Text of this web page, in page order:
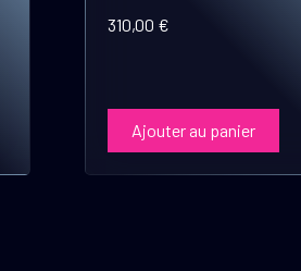
310,00 €
Ajouter au panier